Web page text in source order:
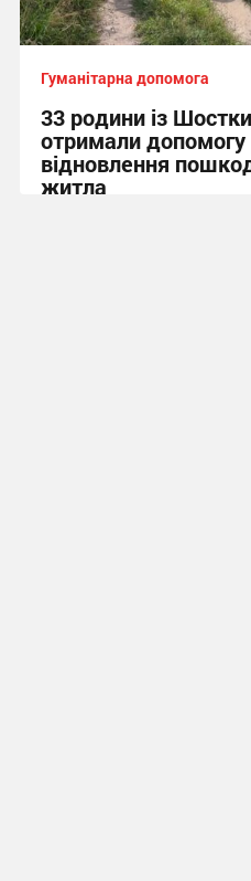
Гуманітарна допомога
33 родини із Шостки
отримали допомогу
відновлення
житла